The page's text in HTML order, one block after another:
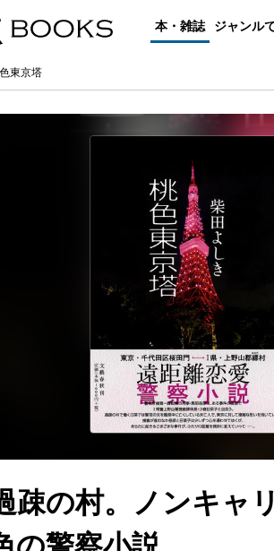
本・雑誌 ジャンル
東京塔
疎の村。ノンキャ